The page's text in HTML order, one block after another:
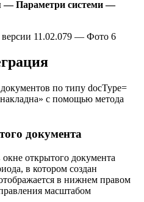
— Параметри системи —
по типу docType=
с помощью метода
документа
окне открытого документа
в котором создан
в нижнем правом
масштабом